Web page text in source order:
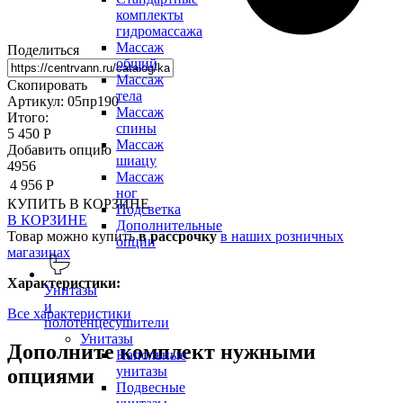
комплекты
гидромассажа
Массаж
общий
Массаж
тела
Массаж
спины
Массаж
шиацу
Массаж
ног
Подсветка
Дополнительные
опции
Унитазы
и
полотенцесушители
Унитазы
Напольные
унитазы
Подвесные
Поделиться
Скопировать
Артикул: 05пр190
Итого:
5 450 Р
Добавить опцию
4956
4 956 Р
КУПИТЬ В КОРЗИНЕ
В КОРЗИНЕ
Товар можно купитьв рассрочку в наших розничных
магазинах
Характеристики:
Все характеристики
Дополните комплект нужными
опциями